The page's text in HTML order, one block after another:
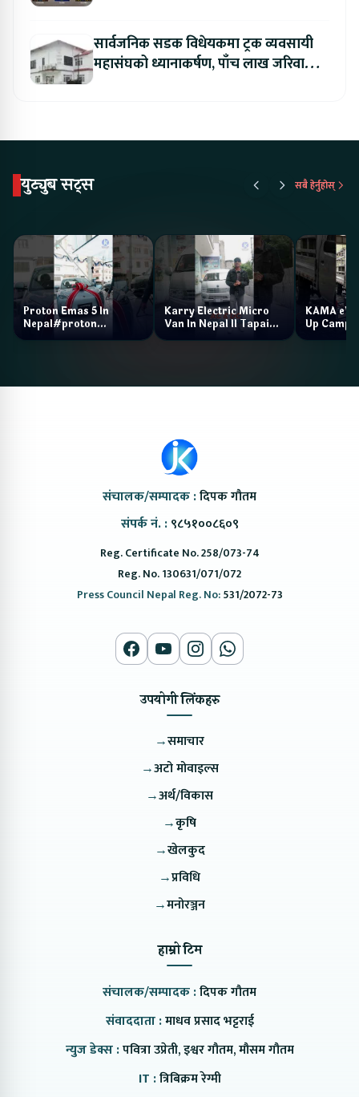
सार्वजनिक सडक विधेयकमा ट्रक व्यवसायी
महासंघको ध्यानाकर्षण, पाँच लाख जरिवाना
युट्युब सट्स सबै हेर्नुहोस्
Proton Emas 5 In
Nepal#proton
#protonemas5#protonnepal#evcarnepal
Karry Electric Micro
Van In Nepal II Tapaiko
Bazar II Jankari
KAMA eV
Up Camp
संचालक/सम्पादक :दिपक गौतम
संपर्क नं. : ९८५१००८६०९
Reg. Certificate No. 258/073-74
Reg. No. 130631/071/072
Press Council Nepal Reg. No:531/2072-73
उपयोगी लिंकहरु
→समाचार
→अटो मोवाइल्स
→अर्थ/विकास
→कृषि
→खेलकुद
→प्रविधि
→मनोरञ्जन
हाम्रो टिम
संचालक/सम्पादक :दिपक गौतम
संवाददाता :माधव प्रसाद भट्टराई
न्युज डेक्स :पवित्रा उप्रेती, इश्वर गौतम, मौसम गौतम
IT :त्रिबिक्रम रेग्मी